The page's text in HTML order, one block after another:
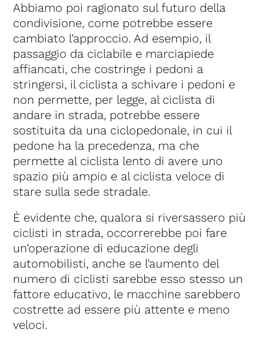
Abbiamo poi ragionato sul futuro della
condivisione, come potrebbe essere
cambiato l’approccio. Ad esempio, il
passaggio da ciclabile e marciapiede
affiancati, che costringe i pedoni a
stringersi, il ciclista a schivare i pedoni e
non permette, per legge, al ciclista di
andare in strada, potrebbe essere
sostituita da una ciclopedonale, in cui il
pedone ha la precedenza, ma che
permette al ciclista lento di avere uno
spazio più ampio e al ciclista veloce di
stare sulla sede stradale.
È evidente che, qualora si riversassero più
ciclisti in strada, occorrerebbe poi fare
un’operazione di educazione degli
automobilisti, anche se l’aumento del
numero di ciclisti sarebbe esso stesso un
fattore educativo, le macchine sarebbero
costrette ad essere più attente e meno
veloci.